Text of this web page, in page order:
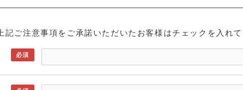
上記ご注意事項をご承諾いただいたお客様はチェックを入れ
必須